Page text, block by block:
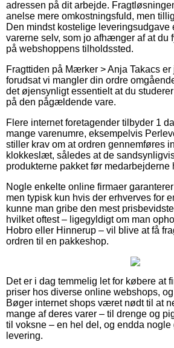
adressen på dit arbejde.
anelse mere omkostningsfuld, men
Den mindst kostelige leveringsudgave
varerne selv, som jo afhænger af at du
på webshoppens tilholdssted.
Fragttiden på Mærker > Anja Takacs er
forudsat vi mangler din ordre
det øjensynligt essentielt at du
på den pågældende vare.
Flere internet foretagender tilbyder 1
mange varenumre, eksempelvis
stiller krav om at ordren gennemføres
klokkeslæt, således at de
produkterne pakket før medarbejderne
Nogle enkelte online firmaer
men typisk kun hvis der erhverves for
kunne man gribe den mest
hvilket oftest – ligegyldigt om man
Hobro eller Hinnerup – vil blive at få
ordren til en pakkeshop.
Det er i dag temmelig let for købere at
priser hos diverse online webshops,
Bøger internet shops været nødt til at
mange af deres varer – til drenge og
til voksne – en hel del, og endda nogle
levering.